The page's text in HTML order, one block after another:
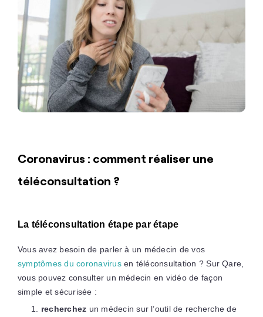
Coronavirus : comment réaliser une
téléconsultation ?
La téléconsultation étape par étape
Vous avez besoin de parler à un médecin de vos
symptômes du coronavirusen téléconsultation ? Sur Qare,
vous pouvez consulter un médecin en vidéo de façon
simple et sécurisée :
recherchez un médecin sur l’outil de recherche de